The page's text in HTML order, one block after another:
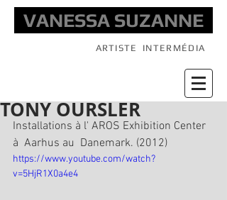
ARTISTEINTERMÉDIA
VANESSA SUZANNE
TONY OURSLER
Installations à l' AROS Exhibition Center
à  Aarhus au  Danemark. (2012)
https://www.youtube.com/watch?
v=5HjR1X0a4e4